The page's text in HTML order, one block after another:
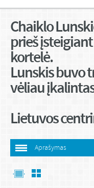
Chaiklo
prieš
kortelė.
Lunskis buvo
vėliau
Lietuvos
Aprašymas